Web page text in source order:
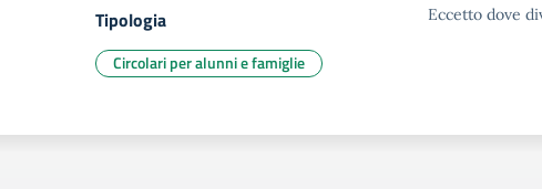
Eccetto dove
Tipologia
Circolari per alunni e famiglie